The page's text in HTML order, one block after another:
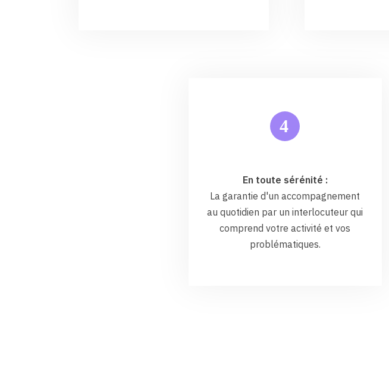
4
En toute sérénité :
La garantie d'un accompagnement
au quotidien par un interlocuteur qui
comprend votre activité et vos
problématiques.